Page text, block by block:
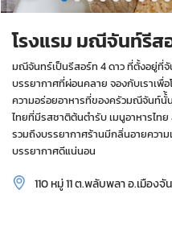
โรงแรม มณีจันท์รีส
มณีจันทร์เป็นรีสอร์ท 4 ดาว ที่ตั้งอยู่ที่
บรรยากาศที่ผ่อนคลาย จองกับเราเพื่
ความอร่อยอาหารที่ของครัวมณีจันท์นั้้น
ไทยที่มีรสชาติต้นตำรับ เมนูอาหารไท
รวมถึงบรรยากาศร้านมีกลิ่นอายควา
บรรยากาศดีแน่นอน
110 หมู่ 11 ต.พลับพลา อ.เมือง